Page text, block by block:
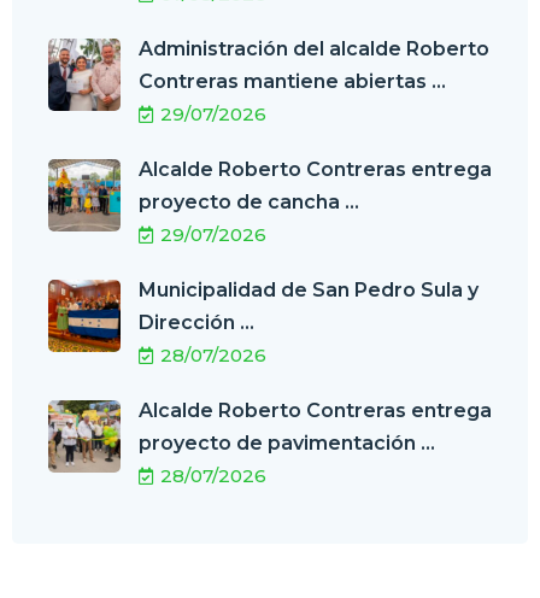
Administración del alcalde Roberto
Contreras mantiene abiertas ...
29/07/2026
Alcalde Roberto Contreras entrega
proyecto de cancha ...
29/07/2026
Municipalidad de San Pedro Sula y
Dirección ...
28/07/2026
Alcalde Roberto Contreras entrega
proyecto de pavimentación ...
28/07/2026